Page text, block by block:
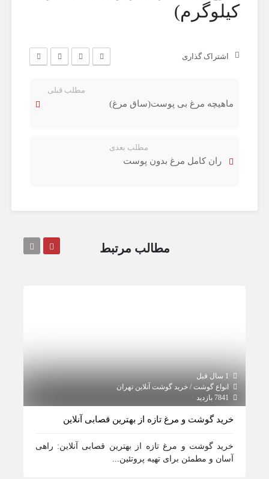
کیلوگرم)
اشتراک گذاری
مطلب قبلی
ماهیچه مرغ بی پوست(ساق مرغ)
مطلب بعدی
ران کامل مرغ بدون پوست
مطالب مرتبط
انواع گوشت / خرید گوشت آنلاین تهران
خرید گوشت و مرغ تازه از بهترین قصابی آنلاین
خرید گوشت و مرغ تازه از بهترین قصابی آنلاین: راهی
آسان و مطمئن برای تهیه پروتئین...